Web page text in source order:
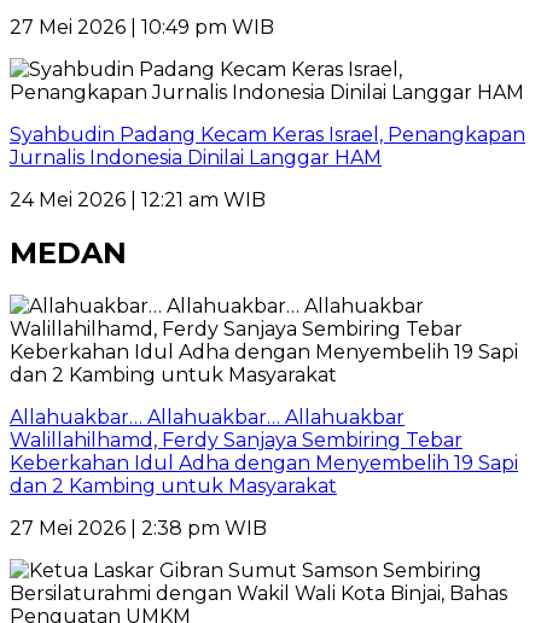
27 Mei 2026 | 10:49 pm WIB
Syahbudin Padang Kecam Keras Israel, Penangkapan
Jurnalis Indonesia Dinilai Langgar HAM
24 Mei 2026 | 12:21 am WIB
MEDAN
Allahuakbar… Allahuakbar… Allahuakbar
Walillahilhamd, Ferdy Sanjaya Sembiring Tebar
Keberkahan Idul Adha dengan Menyembelih 19 Sapi
dan 2 Kambing untuk Masyarakat
27 Mei 2026 | 2:38 pm WIB